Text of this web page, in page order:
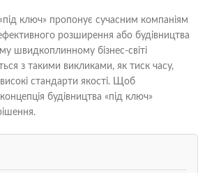
ключ» пропонує сучасним компаніям
розширення або будівництва
швидкоплинному бізнес-світі
з такими викликами, як тиск часу,
стандарти якості. Щоб
будівництва «під ключ»